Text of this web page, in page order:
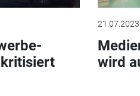
kritisiert
21.07.2023
wird